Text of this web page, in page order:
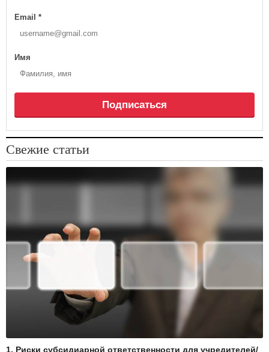
Email *
Имя
Подписаться
Свежие статьи
1. Риски субсидиарной ответственности для учредителей/